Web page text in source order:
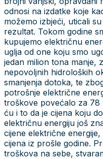
odnosi na izdatke koje
možemo izbjeći, uticali
rezultat. Tokom godine
kupujemo električnu
uglja od one koju smo
jedan milion tona manje,
nepovoljnih hidroloških
smanjenja dotoka, te
potrošnje električne
troškove povećalo za 78
ću i to da je cijena koju
električnu energiju još
cijene električne
cijena iz prošle godine.
troškova na sebe,